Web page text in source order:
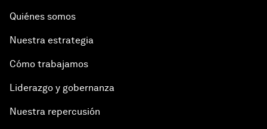
Quiénes somos
Nuestra estrategia
Cómo trabajamos
Liderazgo y gobernanza
Nuestra repercusión